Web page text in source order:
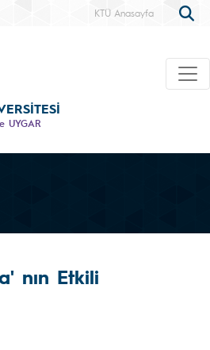
KTÜ Anasayfa
UYGAR
nın Etkili